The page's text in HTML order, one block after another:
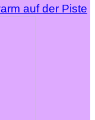
auf der Piste